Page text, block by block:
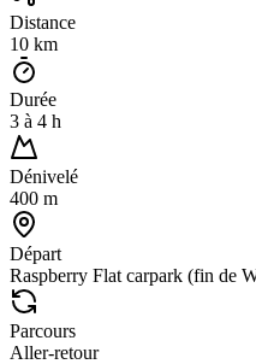
Distance
10 km
Durée
3 à 4 h
Dénivelé
400 m
Départ
Raspberry Flat carpark (fin de
Parcours
Aller-retour